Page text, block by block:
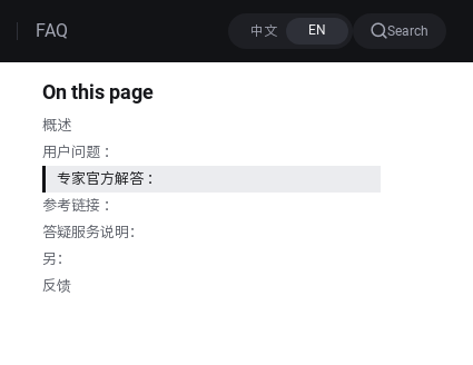
FAQ Search
On this page
概述
用户问题 ：
专家官方解答 ：
参考链接 ：
答疑服务说明：
另：
反馈